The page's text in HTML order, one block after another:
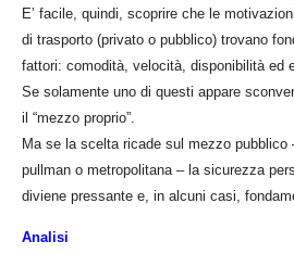
E’ facile, quindi, scoprire che le
di trasporto (privato o pubblico) trovano
fattori: comodità, velocità, disponibilità ed
Se solamente uno di questi appare
il “mezzo proprio”.
Ma se la scelta ricade sul mezzo pubblico
pullman o metropolitana – la sicurezza
diviene pressante e, in alcuni casi,
Analisi